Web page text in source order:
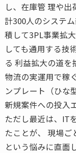
し、在庫管 理や出
計300人のシステ
積して3PL事業拡
しても通用する技
る 利益拡大の道を
物流の実運用で稼
ンプレート（ひな
新規案件への投入
ただし最近は、IT
たことが、 現場ご
という悩みに直面